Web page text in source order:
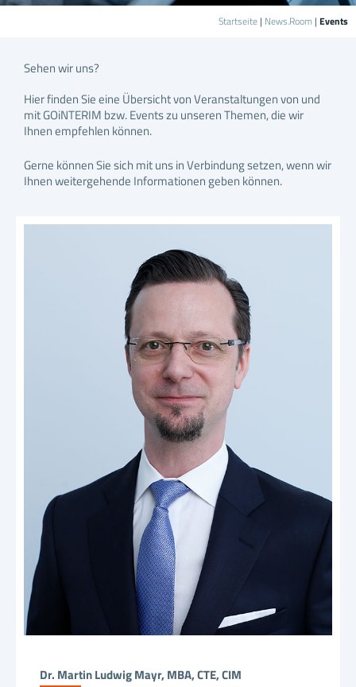
Startseite | News.Room | Events
Sehen wir uns?
Hier finden Sie eine Übersicht von Veranstaltungen von und
mit GOiNTERIM bzw. Events zu unseren Themen, die wir
Ihnen empfehlen können.
Gerne können Sie sich mit uns in Verbindung setzen, wenn wir
Ihnen weitergehende Informationen geben können.
Dr. Martin Ludwig Mayr, MBA, CTE, CIM